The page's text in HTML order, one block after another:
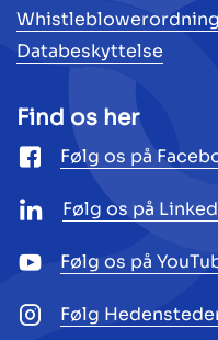
Whistleblowerordning
Databeskyttelse
Find os her
Følg os på
Følg os på
Følg os på
Følg